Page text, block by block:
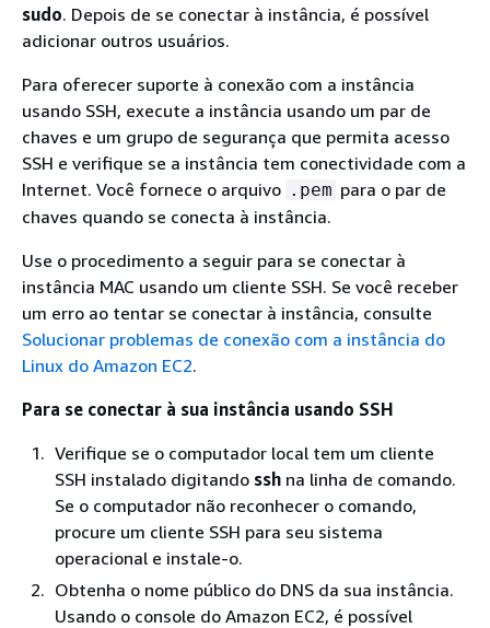
sudo. Depois de se conectar à instância, é possível
adicionar outros usuários.
Para oferecer suporte à conexão com a instância
usando SSH, execute a instância usando um par de
chaves e um grupo de segurança que permita acesso
SSH e verifique se a instância tem conectividade com a
Internet. Você fornece o arquivo .pem para o par de
chaves quando se conecta à instância.
Use o procedimento a seguir para se conectar à
instância MAC usando um cliente SSH. Se você receber
um erro ao tentar se conectar à instância, consulte
Solucionar problemas de conexão com a instância do
Linux do Amazon EC2.
Para se conectar à sua instância usando SSH
Verifique se o computador local tem um cliente
SSH instalado digitando ssh na linha de comando.
Se o computador não reconhecer o comando,
procure um cliente SSH para seu sistema
operacional e instale-o.
Obtenha o nome público do DNS da sua instância.
Usando o console do Amazon EC2, é possível